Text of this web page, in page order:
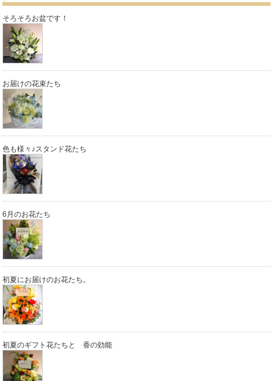
そろそろお盆です！
お届けの花束たち
色も様々♪スタンド花たち
6月のお花たち
初夏にお届けのお花たち。
初夏のギフト花たちと 香の効能